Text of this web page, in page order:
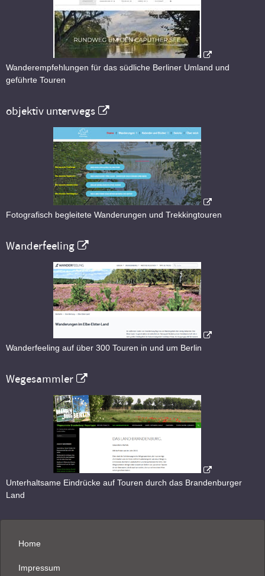
Wanderempfehlungen für das südliche Berliner Umland und
geführte Touren
objektiv unterwegs
Fotografisch begleitete Wanderungen und Trekkingtouren
Wanderfeeling
Wanderfeeling auf über 300 Touren in und um Berlin
Wegesammler
Unterhaltsame Eindrücke auf Touren durch das Brandenburger
Land
Home
Impressum